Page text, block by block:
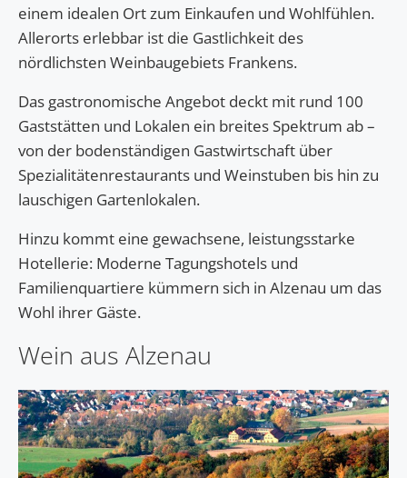
einem idealen Ort zum Einkaufen und Wohlfühlen.
Allerorts erlebbar ist die Gastlichkeit des
nördlichsten Weinbaugebiets Frankens.
Das gastronomische Angebot deckt mit rund 100
Gaststätten und Lokalen ein breites Spektrum ab –
von der bodenständigen Gastwirtschaft über
Spezialitätenrestaurants und Weinstuben bis hin zu
lauschigen Gartenlokalen.
Hinzu kommt eine gewachsene, leistungsstarke
Hotellerie: Moderne Tagungshotels und
Familienquartiere kümmern sich in Alzenau um das
Wohl ihrer Gäste.
Wein aus Alzenau